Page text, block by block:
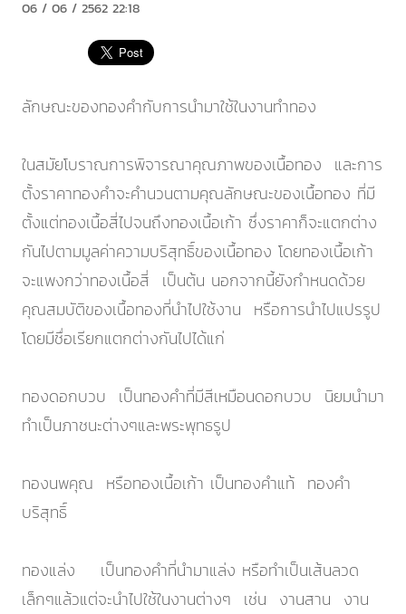
06 / 06 / 2562 22:18
ลักษณะของทองคำกับการนำมาใช้ในงานทำทอง
ในสมัยโบราณการพิจารณาคุณภาพของเนื้อทอง และการ
ตั้งราคาทองคำจะคำนวนตามคุณลักษณะของเนื้อทอง ที่มี
ตั้งแต่ทองเนื้อสี่ไปจนถึงทองเนื้อเก้า ซึ่งราคาก็จะแตกต่าง
กันไปตามมูลค่าความบริสุทธิ์ของเนื้อทอง โดยทองเนื้อเก้า
จะแพงกว่าทองเนื้อสี่ เป็นต้น นอกจากนี้ยังกำหนดด้วย
คุณสมบัติของเนื้อทองที่นำไปใช้งาน หรือการนำไปแปรรูป
โดยมีชื่อเรียกแตกต่างกันไปได้แก่
ทองดอกบวบ เป็นทองคำที่มีสีเหมือนดอกบวบ นิยมนำมา
ทำเป็นภาชนะต่างๆและพระพุทธรูป
ทองนพคุณ หรือทองเนื้อเก้า เป็นทองคำแท้ ทองคำ
บริสุทธิ์
ทองแล่ง เป็นทองคำที่นำมาแล่ง หรือทำเป็นเส้นลวด
เล็กๆแล้วแต่จะนำไปใช้ในงานต่างๆ เช่น งานสาน งาน